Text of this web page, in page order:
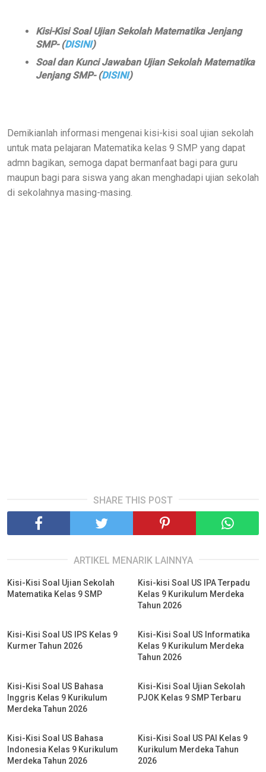
Kisi-Kisi Soal Ujian Sekolah Matematika Jenjang
SMP- (DISINI)
Soal dan Kunci Jawaban Ujian Sekolah Matematika
Jenjang SMP- (DISINI)
Demikianlah informasi mengenai kisi-kisi soal ujian sekolah
untuk mata pelajaran Matematika kelas 9 SMP yang dapat
admn bagikan, semoga dapat bermanfaat bagi para guru
maupun bagi para siswa yang akan menghadapi ujian sekolah
di sekolahnya masing-masing.
SHARE THIS POST
ARTIKEL MENARIK LAINNYA
Kisi-Kisi Soal Ujian Sekolah
Matematika Kelas 9 SMP
Kisi-kisi Soal US IPA Terpadu
Kelas 9 Kurikulum Merdeka
Tahun 2026
Kisi-Kisi Soal US IPS Kelas 9
Kurmer Tahun 2026
Kisi-Kisi Soal US Informatika
Kelas 9 Kurikulum Merdeka
Tahun 2026
Kisi-Kisi Soal US Bahasa
Inggris Kelas 9 Kurikulum
Merdeka Tahun 2026
Kisi-Kisi Soal Ujian Sekolah
PJOK Kelas 9 SMP Terbaru
Kisi-Kisi Soal US Bahasa
Indonesia Kelas 9 Kurikulum
Merdeka Tahun 2026
Kisi-Kisi Soal US PAI Kelas 9
Kurikulum Merdeka Tahun
2026